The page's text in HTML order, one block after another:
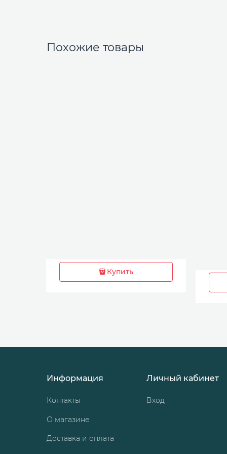
Похожие товары
Купить
Информация
Контакты
О магазине
Доставка и оплата
Личный кабинет
Вход